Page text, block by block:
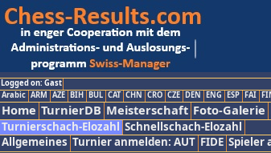
Logged on: Gast
Arabic ARM AZE BIH BUL CAT CHN CRO CZE DEN ENG ESP FAI
Home TurnierDB Meisterschaft Foto-Galerie
Turnierschach-Elozahl Schnellschach-Elozahl
Allgemeines Turnier anmelden: AUT FIDE Spieler